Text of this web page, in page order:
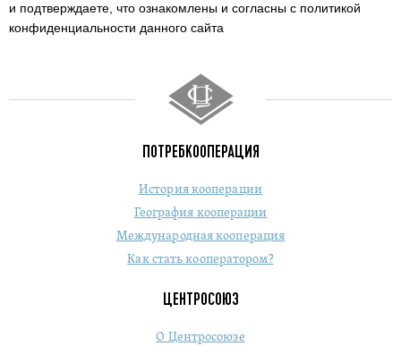
и подтверждаете, что ознакомлены и согласны с политикой
конфиденциальности данного сайта
ПОТРЕБКООПЕРАЦИЯ
История кооперации
География кооперации
Международная кооперация
Как стать кооператором?
ЦЕНТРОСОЮЗ
О Центросоюзе